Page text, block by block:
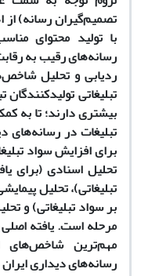
تصمیم‌گیران رسانه) از
با تولید محتوای
رسانه‌های رقیب به
ردیابی و تحلیل
تبلیغاتی
بیشتری دارند؛ تا به
تبلیغات در رسانه‌های
برای افزایش سواد
تحلیل اسنادی (برای
تبلیغاتی)، تحلیل
بر سواد تبلیغاتی) و
مهم‌ترین شاخص­‌های
رسانه‌های دیداری